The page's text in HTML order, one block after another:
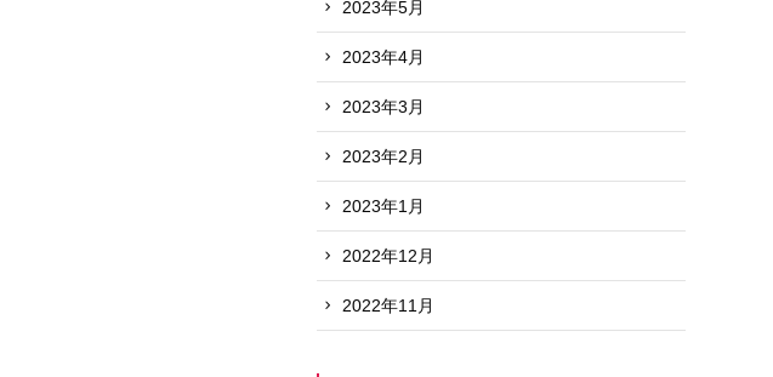
2023年5月
2023年4月
2023年3月
2023年2月
2023年1月
2022年12月
2022年11月